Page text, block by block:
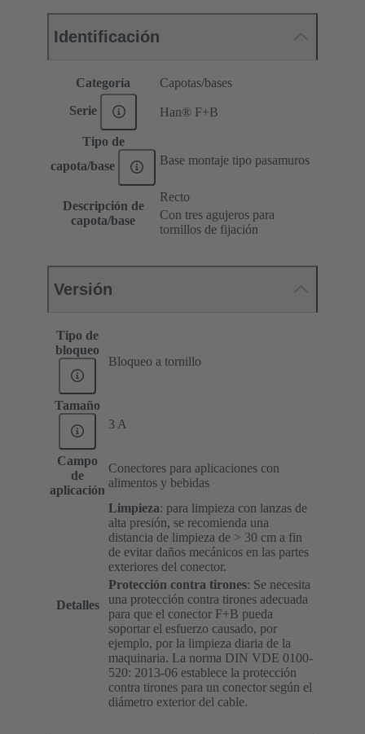
Identificación
Categoría Capotas/bases
Serie Han® F+B
Tipo de
capota/base
Base montaje tipo pasamuros
Descripción de
capota/base
Recto
Con tres agujeros para
tornillos de fijación
Versión
Tipo de
bloqueo
Bloqueo a tornillo
Tamaño
3 A
Campo
de
aplicación
Conectores para aplicaciones con
alimentos y bebidas
Detalles
Limpieza: para limpieza con lanzas de
alta presión, se recomienda una
distancia de limpieza de > 30 cm a fin
de evitar daños mecánicos en las partes
exteriores del conector.
Protección contra tirones: Se necesita
una protección contra tirones adecuada
para que el conector F+B pueda
soportar el esfuerzo causado, por
ejemplo, por la limpieza diaria de la
maquinaria. La norma DIN VDE 0100-
520: 2013-06 establece la protección
contra tirones para un conector según el
diámetro exterior del cable.